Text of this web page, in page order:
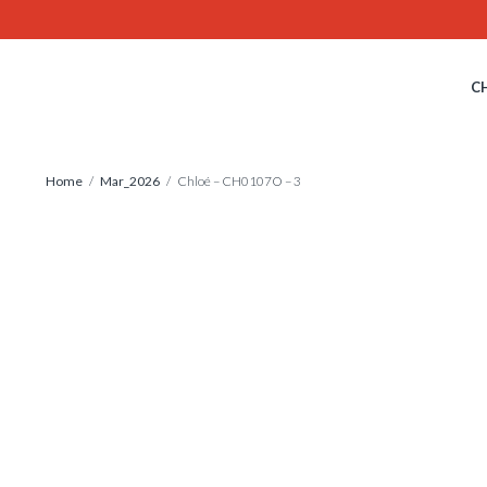
Home / Mar_2026 / Chloé – CH0107O – 3